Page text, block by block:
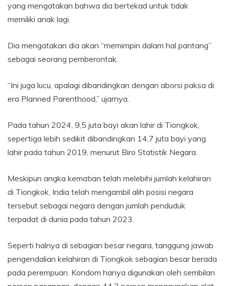
yang mengatakan bahwa dia bertekad untuk tidak
memiliki anak lagi.
Dia mengatakan dia akan “memimpin dalam hal pantang”
sebagai seorang pemberontak.
“Ini juga lucu, apalagi dibandingkan dengan aborsi paksa di
era Planned Parenthood,” ujarnya.
Pada tahun 2024, 9,5 juta bayi akan lahir di Tiongkok,
sepertiga lebih sedikit dibandingkan 14,7 juta bayi yang
lahir pada tahun 2019, menurut Biro Statistik Negara.
Meskipun angka kematian telah melebihi jumlah kelahiran
di Tiongkok, India telah mengambil alih posisi negara
tersebut sebagai negara dengan jumlah penduduk
terpadat di dunia pada tahun 2023.
Seperti halnya di sebagian besar negara, tanggung jawab
pengendalian kelahiran di Tiongkok sebagian besar berada
pada perempuan. Kondom hanya digunakan oleh sembilan